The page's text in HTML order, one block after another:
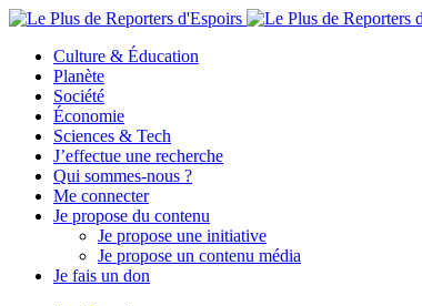
Culture & Éducation
Planète
Société
Économie
Sciences & Tech
J’effectue une recherche
Qui sommes-nous ?
Me connecter
Je propose du contenu
Je propose une initiative
Je propose un contenu média
Je fais un don